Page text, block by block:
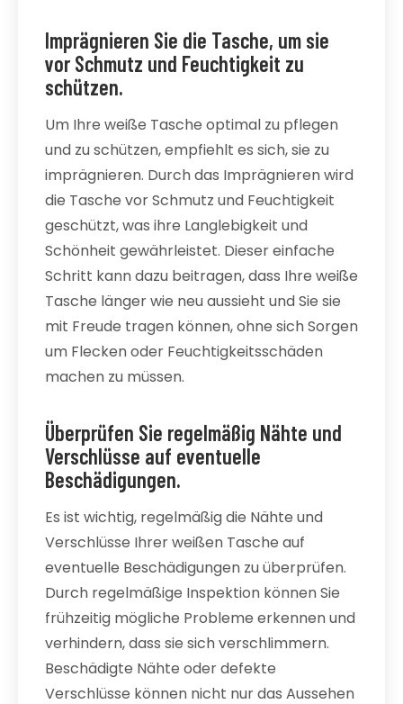
Imprägnieren Sie die Tasche, um sie
vor Schmutz und Feuchtigkeit zu
schützen.
Um Ihre weiße Tasche optimal zu pflegen
und zu schützen, empfiehlt es sich, sie zu
imprägnieren. Durch das Imprägnieren wird
die Tasche vor Schmutz und Feuchtigkeit
geschützt, was ihre Langlebigkeit und
Schönheit gewährleistet. Dieser einfache
Schritt kann dazu beitragen, dass Ihre weiße
Tasche länger wie neu aussieht und Sie sie
mit Freude tragen können, ohne sich Sorgen
um Flecken oder Feuchtigkeitsschäden
machen zu müssen.
Überprüfen Sie regelmäßig Nähte und
Verschlüsse auf eventuelle
Beschädigungen.
Es ist wichtig, regelmäßig die Nähte und
Verschlüsse Ihrer weißen Tasche auf
eventuelle Beschädigungen zu überprüfen.
Durch regelmäßige Inspektion können Sie
frühzeitig mögliche Probleme erkennen und
verhindern, dass sie sich verschlimmern.
Beschädigte Nähte oder defekte
Verschlüsse können nicht nur das Aussehen